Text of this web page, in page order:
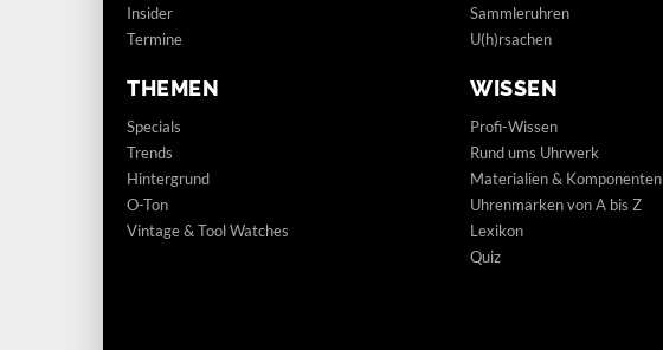
Insider
Termine
THEMEN
Specials
Trends
Hintergrund
O-Ton
Vintage & Tool Watches
Sammleruhren
U(h)rsachen
WISSEN
Profi-Wissen
Rund ums Uhrwerk
Materialien & Komponenten
Uhrenmarken von A bis Z
Lexikon
Quiz